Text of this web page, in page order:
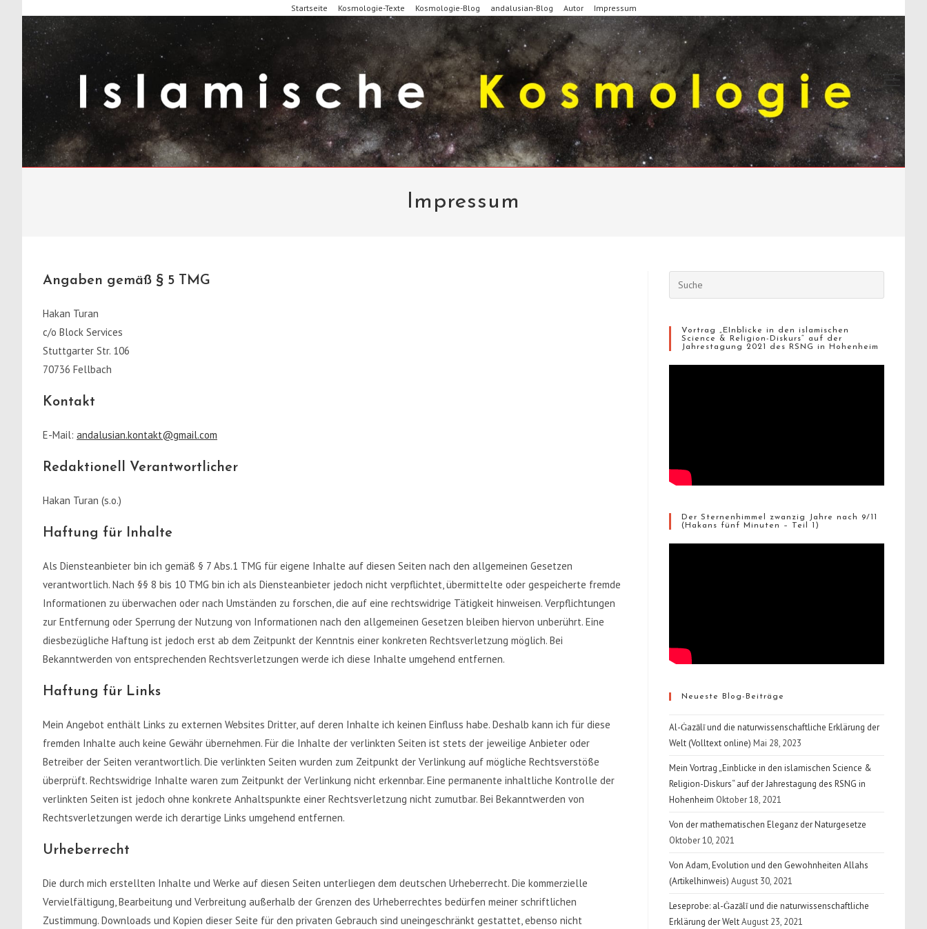
springen
Startseite Kosmologie-Texte Kosmologie-Blog andalusian-Blog Autor Impressum
Impressum
Angaben gemäß § 5 TMG
Hakan Turan
c/o Block Services
Stuttgarter Str. 106
70736 Fellbach
Kontakt
E-Mail: andalusian.kontakt@gmail.com
Redaktionell Verantwortlicher
Hakan Turan (s.o.)
Haftung für Inhalte
Als Diensteanbieter bin ich gemäß § 7 Abs.1 TMG für eigene Inhalte auf diesen Seiten nach den allgemeinen Gesetzen
verantwortlich. Nach §§ 8 bis 10 TMG bin ich als Diensteanbieter jedoch nicht verpflichtet, übermittelte oder gespeicherte fremde
Informationen zu überwachen oder nach Umständen zu forschen, die auf eine rechtswidrige Tätigkeit hinweisen. Verpflichtungen
zur Entfernung oder Sperrung der Nutzung von Informationen nach den allgemeinen Gesetzen bleiben hiervon unberührt. Eine
diesbezügliche Haftung ist jedoch erst ab dem Zeitpunkt der Kenntnis einer konkreten Rechtsverletzung möglich. Bei
Bekanntwerden von entsprechenden Rechtsverletzungen werde ich diese Inhalte umgehend entfernen.
Haftung für Links
Mein Angebot enthält Links zu externen Websites Dritter, auf deren Inhalte ich keinen Einfluss habe. Deshalb kann ich für diese
fremden Inhalte auch keine Gewähr übernehmen. Für die Inhalte der verlinkten Seiten ist stets der jeweilige Anbieter oder
Betreiber der Seiten verantwortlich. Die verlinkten Seiten wurden zum Zeitpunkt der Verlinkung auf mögliche Rechtsverstöße
überprüft. Rechtswidrige Inhalte waren zum Zeitpunkt der Verlinkung nicht erkennbar. Eine permanente inhaltliche Kontrolle der
verlinkten Seiten ist jedoch ohne konkrete Anhaltspunkte einer Rechtsverletzung nicht zumutbar. Bei Bekanntwerden von
Rechtsverletzungen werde ich derartige Links umgehend entfernen.
Urheberrecht
Die durch mich erstellten Inhalte und Werke auf diesen Seiten unterliegen dem deutschen Urheberrecht. Die kommerzielle
Vervielfältigung, Bearbeitung und Verbreitung außerhalb der Grenzen des Urheberrechtes bedürfen meiner schriftlichen
Zustimmung. Downloads und Kopien dieser Seite für den privaten Gebrauch sind uneingeschränkt gestattet, ebenso nicht
Suche
nach:
Vortrag „EInblicke in den islamischen
Science & Religion-Diskurs“ auf der
Jahrestagung 2021 des RSNG in Hohenheim
Der Sternenhimmel zwanzig Jahre nach 9/11
(Hakans fünf Minuten – Teil 1)
Neueste Blog-Beiträge
Al-Ġazālī und die naturwissenschaftliche Erklärung der
Welt (Volltext online) Mai 28, 2023
Mein Vortrag „Einblicke in den islamischen Science &
Religion-Diskurs“ auf der Jahrestagung des RSNG in
Hohenheim Oktober 18, 2021
Von der mathematischen Eleganz der Naturgesetze
Oktober 10, 2021
Von Adam, Evolution und den Gewohnheiten Allahs
(Artikelhinweis) August 30, 2021
Leseprobe: al-Ġazālī und die naturwissenschaftliche
Erklärung der Welt August 23, 2021